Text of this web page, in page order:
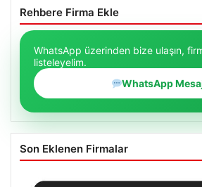
Rehbere Firma Ekle
WhatsApp üzerinden bize ulaşın,
listeleyelim.
WhatsApp
Son Eklenen Firmalar